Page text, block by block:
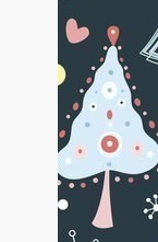
сказка
Деда Мороза"
26 Декабря 2024
ДК Щербинка